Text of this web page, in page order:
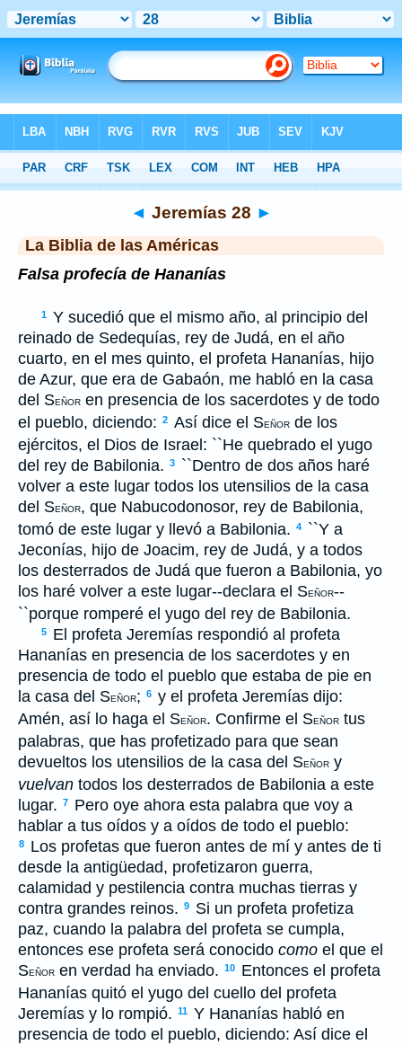
>LBLA > Jeremías 28
◄ Jeremías 28 ►
La Biblia de las Américas
Falsa profecía de Hananías
1 Y sucedió que el mismo año, al principio del
reinado de Sedequías, rey de Judá, en el año
cuarto, en el mes quinto, el profeta Hananías, hijo
de Azur, que era de Gabaón, me habló en la casa
del SEÑOR en presencia de los sacerdotes y de todo
el pueblo, diciendo: 2 Así dice el SEÑOR de los
ejércitos, el Dios de Israel: ``He quebrado el yugo
del rey de Babilonia. 3
``Dentro de dos años haré
volver a este lugar todos los utensilios de la casa
del SEÑOR, que Nabucodonosor, rey de Babilonia,
tomó de este lugar y llevó a Babilonia. 4
``Y a
Jeconías, hijo de Joacim, rey de Judá, y a todos
los desterrados de Judá que fueron a Babilonia, yo
los haré volver a este lugar--declara el SEÑOR--
``porque romperé el yugo del rey de Babilonia.
5
El profeta Jeremías respondió al profeta
Hananías en presencia de los sacerdotes y en
presencia de todo el pueblo que estaba de pie en
la casa del SEÑOR; 6 y el profeta Jeremías dijo:
Amén, así lo haga el SEÑOR. Confirme el SEÑOR tus
palabras, que has profetizado para que sean
devueltos los utensilios de la casa del SEÑOR y
vuelvan todos los desterrados de Babilonia a este
lugar. 7
Pero oye ahora esta palabra que voy a
hablar a tus oídos y a oídos de todo el pueblo:
8
Los profetas que fueron antes de mí y antes de ti
desde la antigüedad, profetizaron guerra,
calamidad y pestilencia contra muchas tierras y
contra grandes reinos. 9
Si un profeta profetiza
paz, cuando la palabra del profeta se cumpla,
entonces ese profeta será conocido como el que el
SEÑOR en verdad ha enviado. 10
Entonces el profeta
Hananías quitó el yugo del cuello del profeta
Jeremías y lo rompió. 11 Y Hananías habló en
presencia de todo el pueblo, diciendo: Así dice el